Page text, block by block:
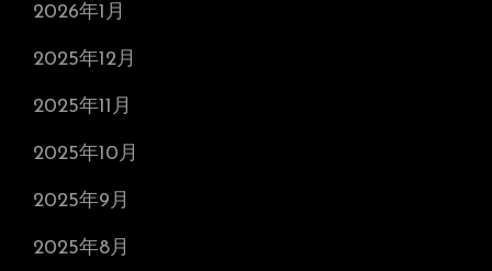
2026年1月
2025年12月
2025年11月
2025年10月
2025年9月
2025年8月